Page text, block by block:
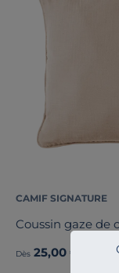
CAMIF SIGNATURE
Coussin gaze de
Dès 25,00 €